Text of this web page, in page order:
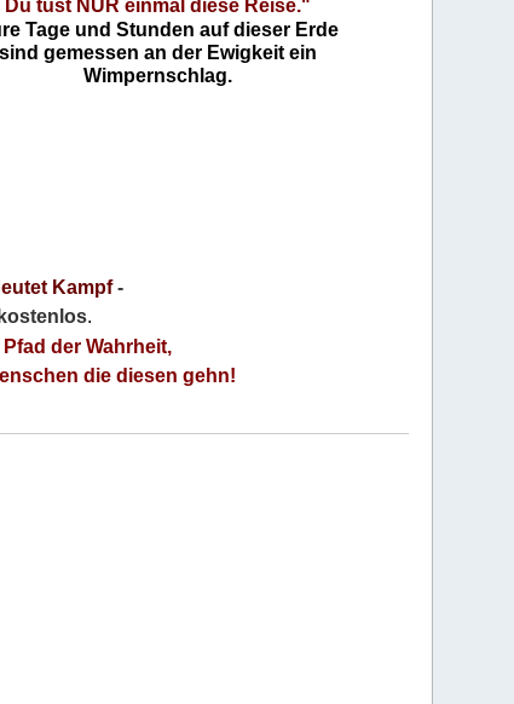
Du tust NUR einmal diese Reise."
Tage und Stunden auf dieser Erde
sind gemessen an der Ewigkeit ein
Wimpernschlag.
Kampf-
.
der Wahrheit,
die diesen gehn!